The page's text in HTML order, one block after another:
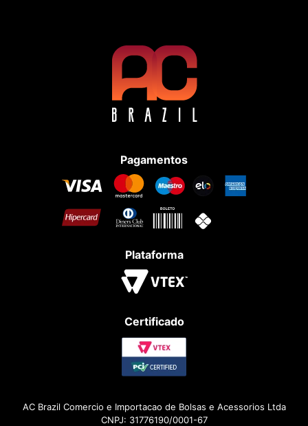
Pagamentos
Plataforma
Certificado
AC Brazil Comercio e Importacao de Bolsas e Acessorios Ltda
CNPJ: 31776190/0001-67